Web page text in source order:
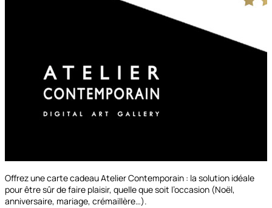
Offrez une carte cadeau Atelier Contemporain : la solution idéale
pour être sûr de faire plaisir, quelle que soit l’occasion (Noël,
anniversaire, mariage, crémaillère…).